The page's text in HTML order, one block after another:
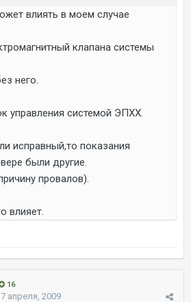
влиять в моем случае
клапана системы
него.
управления системой ЭПХХ.
исправный,то показания
были другие.
провалов).
влияет.
16
апреля, 2009